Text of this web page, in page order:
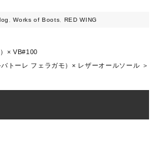
,Works of Boots RED WING
× VB#100
トーレ フェラガモ）× レザーオールソール ＞